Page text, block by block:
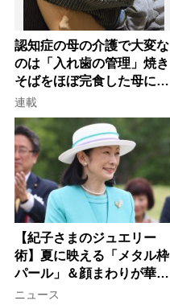
認知症の母の介護で大変な
のは「入れ歯の管理」焼き
そばをほぼ完食した母に息
子が血の気が引いた理由
連載
【紀子さまのジュエリー
術】夏に映える「メタル枠
パール」＆顔まわりが華や
ぐ「揺れる一粒」の使い分
ニュース